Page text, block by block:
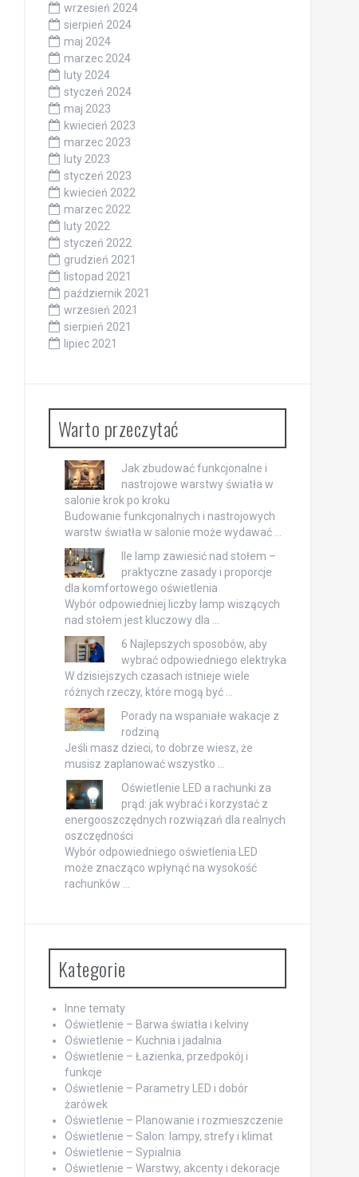
wrzesień 2024
sierpień 2024
maj 2024
marzec 2024
luty 2024
styczeń 2024
maj 2023
kwiecień 2023
marzec 2023
luty 2023
styczeń 2023
kwiecień 2022
marzec 2022
luty 2022
styczeń 2022
grudzień 2021
listopad 2021
październik 2021
wrzesień 2021
sierpień 2021
lipiec 2021
Warto przeczytać
Jak zbudować funkcjonalne i
nastrojowe warstwy światła w
salonie krok po kroku
Budowanie funkcjonalnych i nastrojowych
warstw światła w salonie może wydawać …
Ile lamp zawiesić nad stołem –
praktyczne zasady i proporcje
dla komfortowego oświetlenia
Wybór odpowiedniej liczby lamp wiszących
nad stołem jest kluczowy dla …
6 Najlepszych sposobów, aby
wybrać odpowiedniego elektryka
W dzisiejszych czasach istnieje wiele
różnych rzeczy, które mogą być …
Porady na wspaniałe wakacje z
rodziną
Jeśli masz dzieci, to dobrze wiesz, że
musisz zaplanować wszystko …
Oświetlenie LED a rachunki za
prąd: jak wybrać i korzystać z
energooszczędnych rozwiązań dla realnych
oszczędności
Wybór odpowiedniego oświetlenia LED
może znacząco wpłynąć na wysokość
rachunków …
Kategorie
Inne tematy
Oświetlenie – Barwa światła i kelviny
Oświetlenie – Kuchnia i jadalnia
Oświetlenie – Łazienka, przedpokój i
funkcje
Oświetlenie – Parametry LED i dobór
żarówek
Oświetlenie – Planowanie i rozmieszczenie
Oświetlenie – Salon: lampy, strefy i klimat
Oświetlenie – Sypialnia
Oświetlenie – Warstwy, akcenty i dekoracje